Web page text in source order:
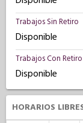
Trabajos Sin Retiro
Disponible
Trabajos Con Retiro
Disponible
HORARIOS